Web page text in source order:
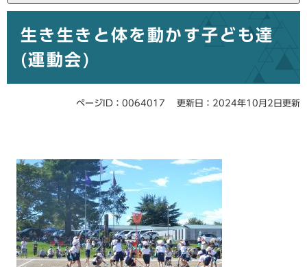
生き生きと体を動かす子ども達
(運動会)
ページID：0064017 更新日：2024年10月2日更新